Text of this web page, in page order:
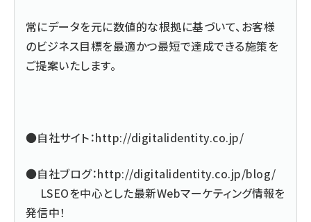
常にデータを元に数値的な根拠に基づいて、お客様
のビジネス目標を最適かつ最短で達成できる施策を
ご提案いたします。
●自社サイト：http://digitalidentity.co.jp/
●自社ブログ：http://digitalidentity.co.jp/blog/
LSEOを中心とした最新Webマーケティング情報を
発信中！